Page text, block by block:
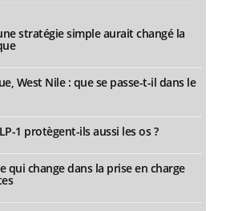
stratégie simple aurait changé la
West Nile : que se passe-t-il dans le
1 protègent-ils aussi les os ?
qui change dans la prise en charge